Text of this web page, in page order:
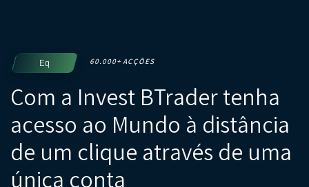
Eq 60.000+ ACÇÕES
Com a Invest BTrader tenha
acesso ao Mundo à distância
de um clique através de uma